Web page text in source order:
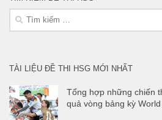
Tìm
TÀI LIỆU ĐỀ THI HSG MỚI NHẤT
Tổng hợp những chiến
quả vòng bảng kỳ